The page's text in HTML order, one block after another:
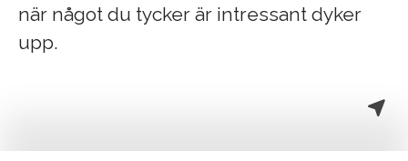
när något du tycker är intressant dyker
upp.